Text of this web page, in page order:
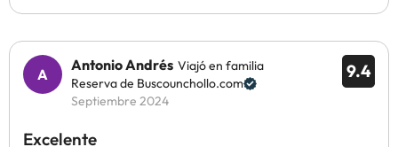
9.4
Antonio Andrés Viajó en familia
Reserva de Buscounchollo.com
Septiembre 2024
Excelente